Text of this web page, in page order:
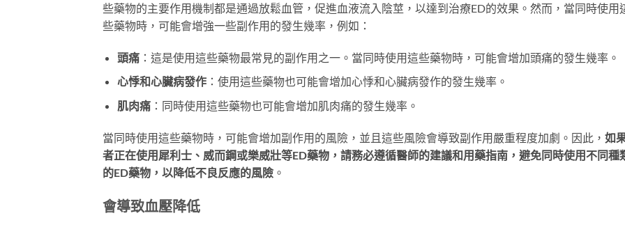
些藥物的主要作用機制都是通過放鬆血管，促進血液流入陰莖，以達到治療ED的效果。然而，當同時使用
些藥物時，可能會增強一些副作用的發生幾率，例如：
頭痛：這是使用這些藥物最常見的副作用之一。當同時使用這些藥物時，可能會增加頭痛的發生幾率。
心悸和心臟病發作：使用這些藥物也可能會增加心悸和心臟病發作的發生幾率。
肌肉痛：同時使用這些藥物也可能會增加肌肉痛的發生幾率。
當同時使用這些藥物時，可能會增加副作用的風險，並且這些風險會導致副作用嚴重程度加劇。因此， 如
者正在使用犀利士、威而鋼或樂威壯等ED藥物，請務必遵循醫師的建議和用藥指南，避免同時使用不同種
的ED藥物，以降低不良反應的風險 。
會導致血壓降低